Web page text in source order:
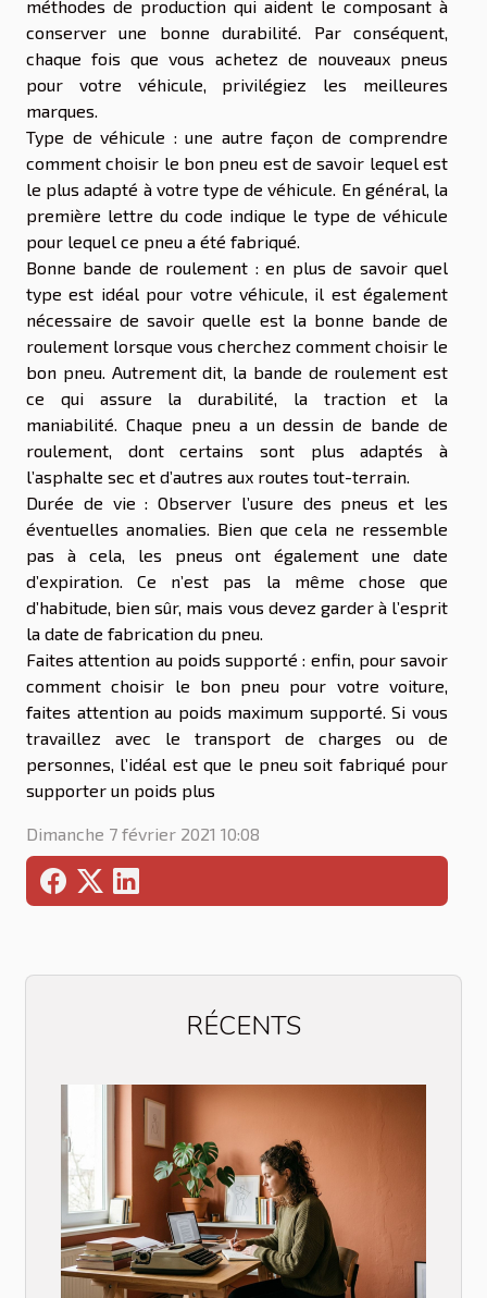
méthodes de production qui aident le composant à
conserver une bonne durabilité. Par conséquent,
chaque fois que vous achetez de nouveaux pneus
pour votre véhicule, privilégiez les meilleures
marques.
Type de véhicule : une autre façon de comprendre
comment choisir le bon pneu est de savoir lequel est
le plus adapté à votre type de véhicule. En général, la
première lettre du code indique le type de véhicule
pour lequel ce pneu a été fabriqué.
Bonne bande de roulement : en plus de savoir quel
type est idéal pour votre véhicule, il est également
nécessaire de savoir quelle est la bonne bande de
roulement lorsque vous cherchez comment choisir le
bon pneu. Autrement dit, la bande de roulement est
ce qui assure la durabilité, la traction et la
maniabilité. Chaque pneu a un dessin de bande de
roulement, dont certains sont plus adaptés à
l’asphalte sec et d’autres aux routes tout-terrain.
Durée de vie : Observer l’usure des pneus et les
éventuelles anomalies. Bien que cela ne ressemble
pas à cela, les pneus ont également une date
d’expiration. Ce n’est pas la même chose que
d’habitude, bien sûr, mais vous devez garder à l’esprit
la date de fabrication du pneu.
Faites attention au poids supporté : enfin, pour savoir
comment choisir le bon pneu pour votre voiture,
faites attention au poids maximum supporté. Si vous
travaillez avec le transport de charges ou de
personnes, l’idéal est que le pneu soit fabriqué pour
supporter un poids plus
Dimanche 7 février 2021 10:08
RÉCENTS